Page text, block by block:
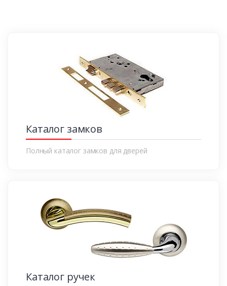
Каталог замков
Полный каталог замков для дверей
Каталог ручек